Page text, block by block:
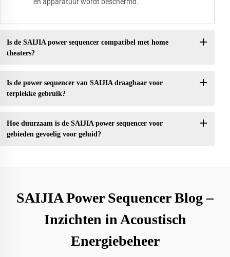
en apparatuur wordt beschermd.
Is de SAIJIA power sequencer compatibel met home
theaters?
Is de power sequencer van SAIJIA draagbaar voor
terplekke gebruik?
Hoe duurzaam is de SAIJIA power sequencer voor
gebieden gevoelig voor geluid?
SAIJIA Power Sequencer Blog –
Inzichten in Acoustisch
Energiebeheer